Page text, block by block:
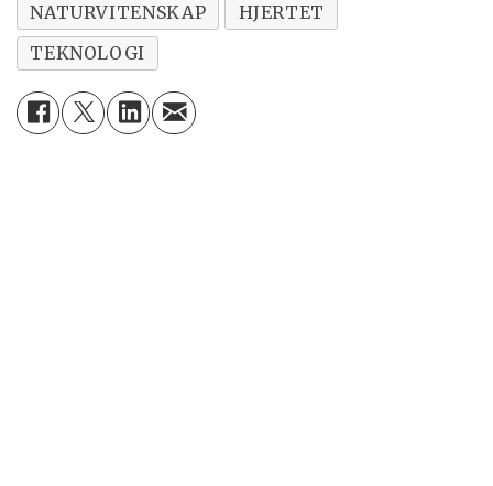
NATURVITENSKAP
HJERTET
TEKNOLOGI